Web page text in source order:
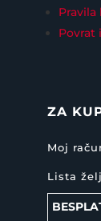
Pravila
Povrat
ZA
Moj
Lista